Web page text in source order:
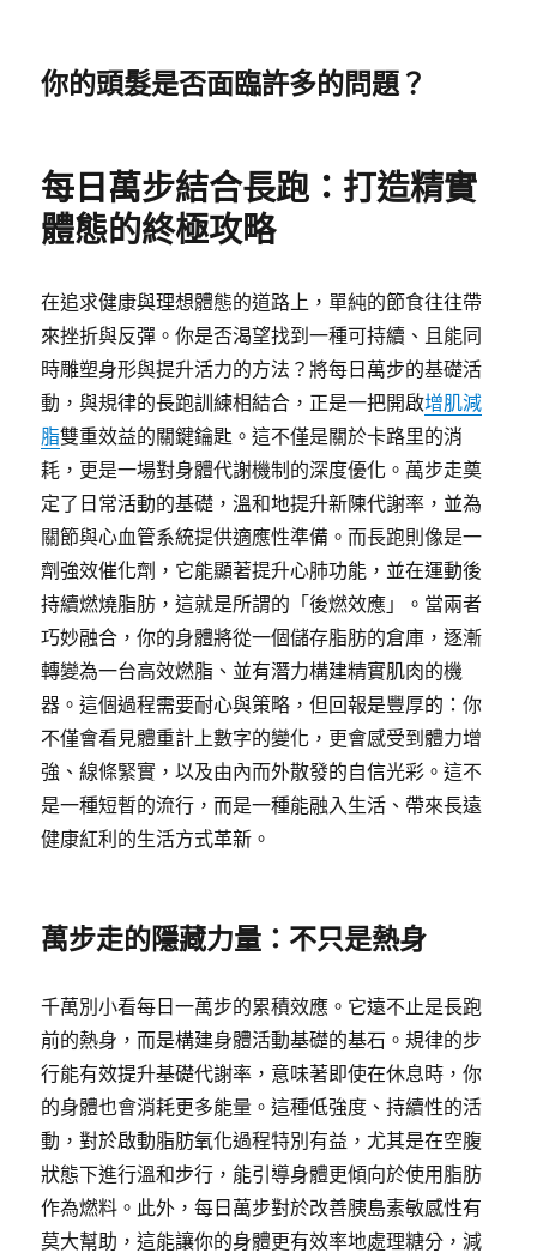
你的頭髮是否面臨許多的問題？
每日萬步結合長跑：打造精實
體態的終極攻略
在追求健康與理想體態的道路上，單純的節食往往帶
來挫折與反彈。你是否渴望找到一種可持續、且能同
時雕塑身形與提升活力的方法？將每日萬步的基礎活
動，與規律的長跑訓練相結合，正是一把開啟增肌減
脂雙重效益的關鍵鑰匙。這不僅是關於卡路里的消
耗，更是一場對身體代謝機制的深度優化。萬步走奠
定了日常活動的基礎，溫和地提升新陳代謝率，並為
關節與心血管系統提供適應性準備。而長跑則像是一
劑強效催化劑，它能顯著提升心肺功能，並在運動後
持續燃燒脂肪，這就是所謂的「後燃效應」。當兩者
巧妙融合，你的身體將從一個儲存脂肪的倉庫，逐漸
轉變為一台高效燃脂、並有潛力構建精實肌肉的機
器。這個過程需要耐心與策略，但回報是豐厚的：你
不僅會看見體重計上數字的變化，更會感受到體力增
強、線條緊實，以及由內而外散發的自信光彩。這不
是一種短暫的流行，而是一種能融入生活、帶來長遠
健康紅利的生活方式革新。
萬步走的隱藏力量：不只是熱身
千萬別小看每日一萬步的累積效應。它遠不止是長跑
前的熱身，而是構建身體活動基礎的基石。規律的步
行能有效提升基礎代謝率，意味著即使在休息時，你
的身體也會消耗更多能量。這種低強度、持續性的活
動，對於啟動脂肪氧化過程特別有益，尤其是在空腹
狀態下進行溫和步行，能引導身體更傾向於使用脂肪
作為燃料。此外，每日萬步對於改善胰島素敏感性有
莫大幫助，這能讓你的身體更有效率地處理糖分，減